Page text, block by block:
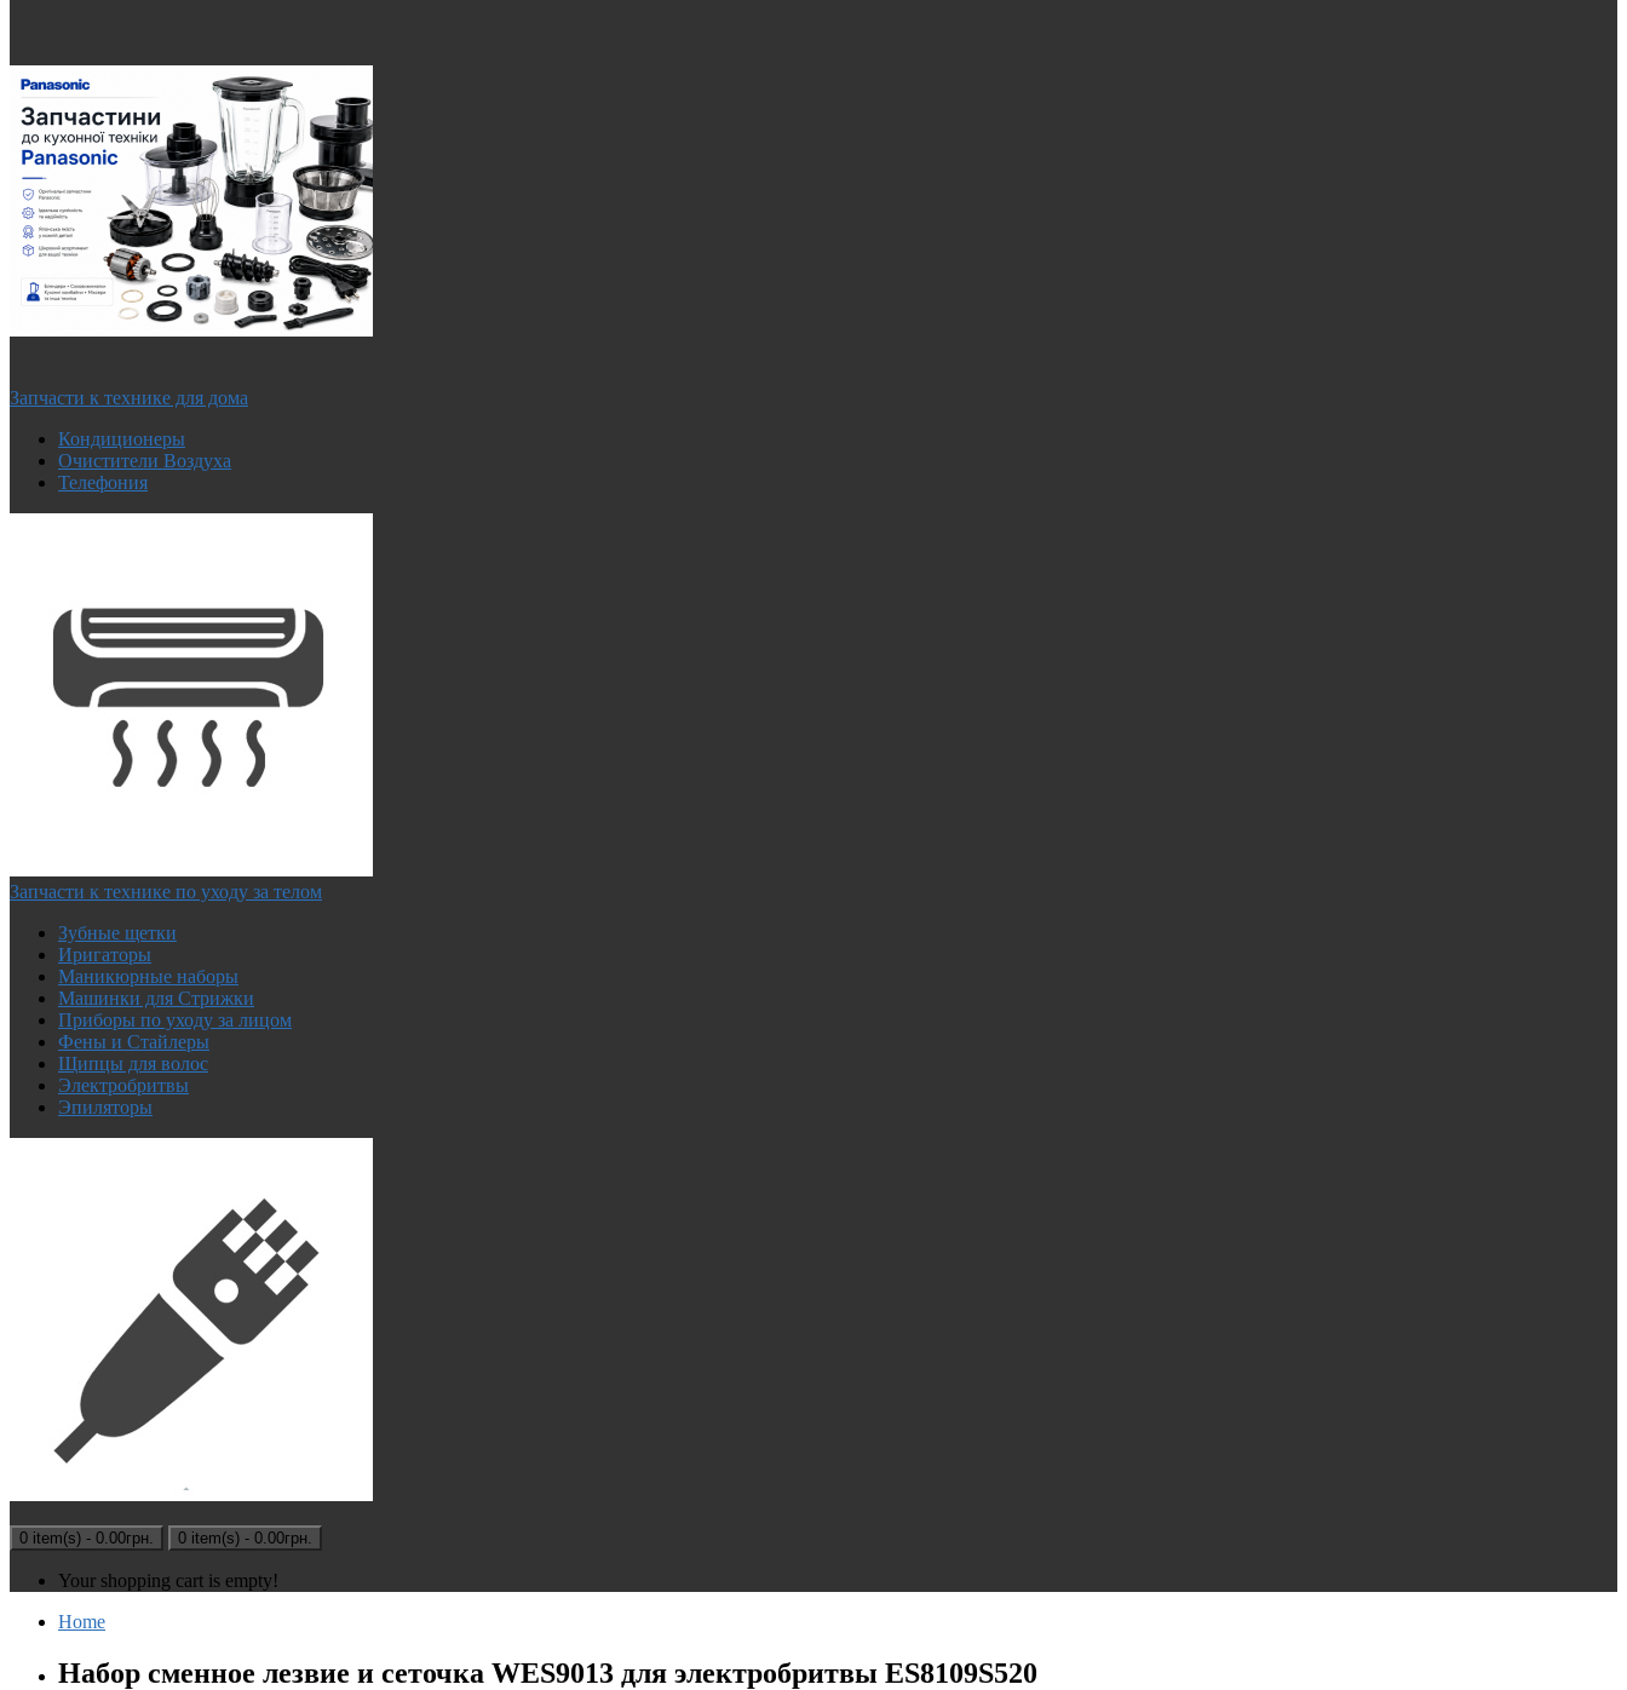
Запчасти к технике для дома
Кондиционеры
Очистители Воздуха
Телефония
Запчасти к технике по уходу за телом
Зубные щетки
Иригаторы
Маникюрные наборы
Машинки для Стрижки
Приборы по уходу за лицом
Фены и Стайлеры
Щипцы для волос
Электробритвы
Эпиляторы
0 item(s) - 0.00грн. 0 item(s) - 0.00грн.
Your shopping cart is empty!
Home
Набор сменное лезвие и сеточка WES9013 для электробритвы ES8109S520